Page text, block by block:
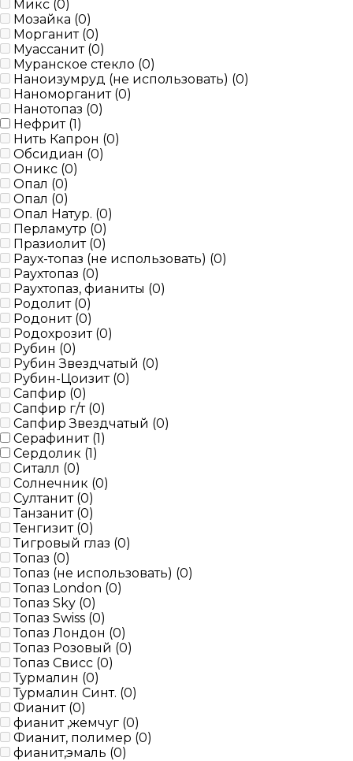
Микс (0)
Мозайка (0)
Морганит (0)
Муассанит (0)
Муранское стекло (0)
Наноизумруд (не использовать) (0)
Наноморганит (0)
Нанотопаз (0)
Нефрит (1)
Нить Капрон (0)
Обсидиан (0)
Оникс (0)
Опал (0)
Опал (0)
Опал Натур. (0)
Перламутр (0)
Празиолит (0)
Раух-топаз (не использовать) (0)
Раухтопаз (0)
Раухтопаз, фианиты (0)
Родолит (0)
Родонит (0)
Родохрозит (0)
Рубин (0)
Рубин Звездчатый (0)
Рубин-Цоизит (0)
Сапфир (0)
Сапфир г/т (0)
Сапфир Звездчатый (0)
Серафинит (1)
Сердолик (1)
Ситалл (0)
Солнечник (0)
Султанит (0)
Танзанит (0)
Тенгизит (0)
Тигровый глаз (0)
Топаз (0)
Топаз (не использовать) (0)
Топаз London (0)
Топаз Sky (0)
Топаз Swiss (0)
Топаз Лондон (0)
Топаз Розовый (0)
Топаз Свисс (0)
Турмалин (0)
Турмалин Синт. (0)
Фианит (0)
фианит ,жемчуг (0)
Фианит, полимер (0)
фианит,эмаль (0)